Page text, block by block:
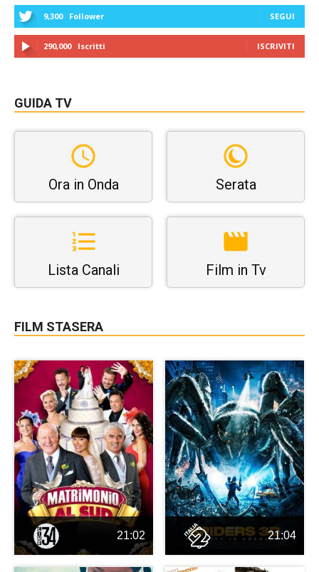
9,300 Follower SEGUI
290,000 Iscritti ISCRIVITI
GUIDA TV
Ora in Onda Serata
Lista Canali Film in Tv
FILM STASERA
21:02 21:04